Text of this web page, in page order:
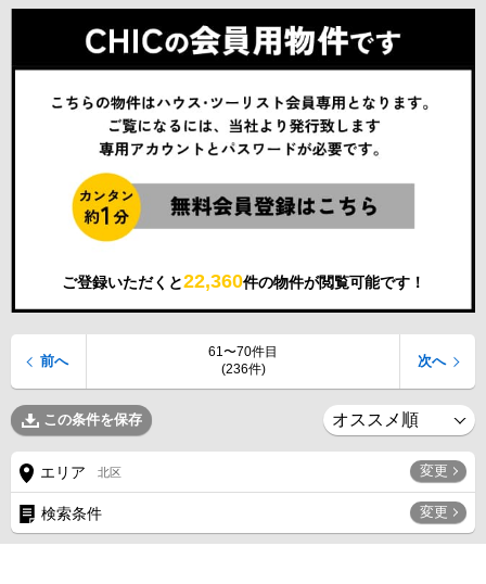
ご登録いただくと22,360件の物件が閲覧可能です！
61〜70件目
(236件)
前へ 次へ
この条件を保存
エリア 北区 変更
検索条件 変更